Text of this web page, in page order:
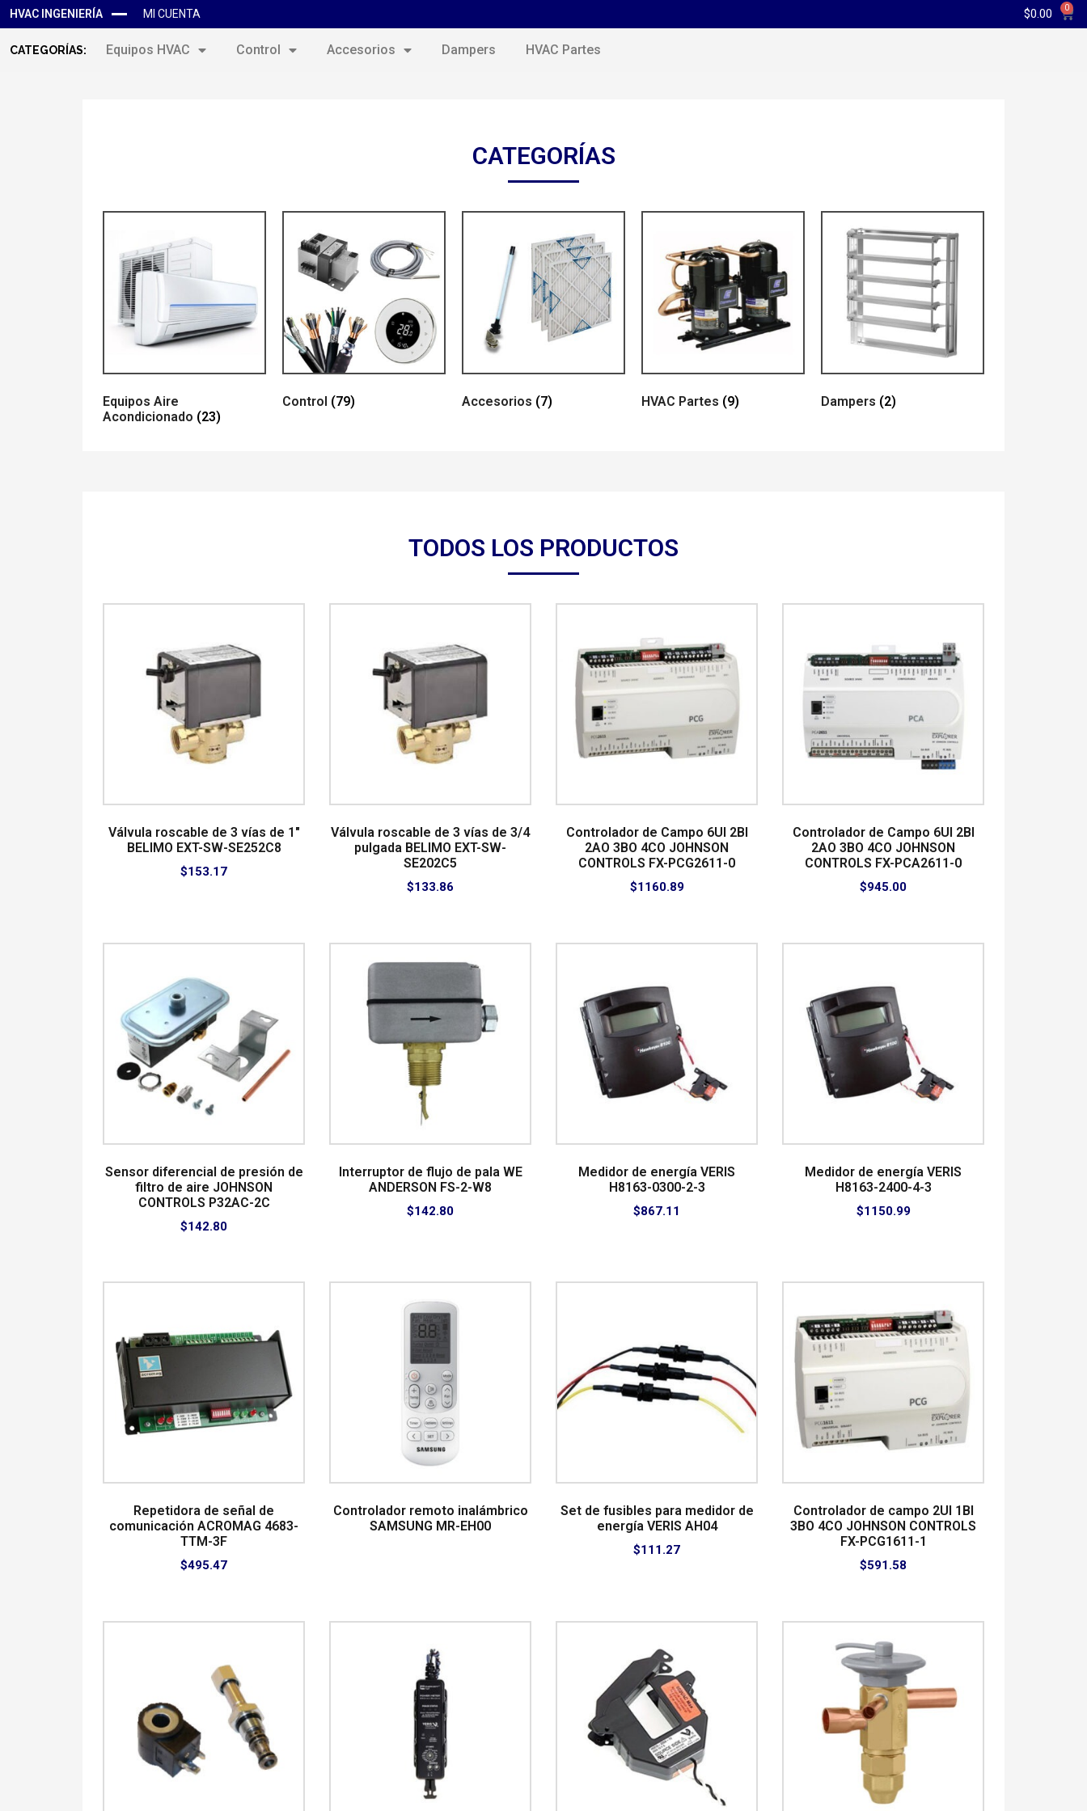
HVAC INGENIERÍA MI CUENTA $0.00 0
CATEGORÍAS: Equipos HVAC Control Accesorios Dampers HVAC Partes
CATEGORÍAS
Equipos Aire
Acondicionado (23)
Control (79) Accesorios (7) HVAC Partes (9) Dampers (2)
TODOS LOS PRODUCTOS
Válvula roscable de 3 vías de 1″
BELIMO EXT-SW-SE252C8
$153.17
Válvula roscable de 3 vías de 3/4
pulgada BELIMO EXT-SW-
SE202C5
$133.86
Controlador de Campo 6UI 2BI
2AO 3BO 4CO JOHNSON
CONTROLS FX-PCG2611-0
$1160.89
Controlador de Campo 6UI 2BI
2AO 3BO 4CO JOHNSON
CONTROLS FX-PCA2611-0
$945.00
Sensor diferencial de presión de
filtro de aire JOHNSON
CONTROLS P32AC-2C
$142.80
Interruptor de flujo de pala WE
ANDERSON FS-2-W8
$142.80
Medidor de energía VERIS
H8163-0300-2-3
$867.11
Medidor de energía VERIS
H8163-2400-4-3
$1150.99
Repetidora de señal de
comunicación ACROMAG 4683-
TTM-3F
$495.47
Controlador remoto inalámbrico
SAMSUNG MR-EH00
Set de fusibles para medidor de
energía VERIS AH04
$111.27
Controlador de campo 2UI 1BI
3BO 4CO JOHNSON CONTROLS
FX-PCG1611-1
$591.58